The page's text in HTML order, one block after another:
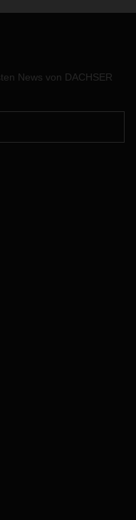
in 2020 begonnen
retour geflogen.
News von DACHSER